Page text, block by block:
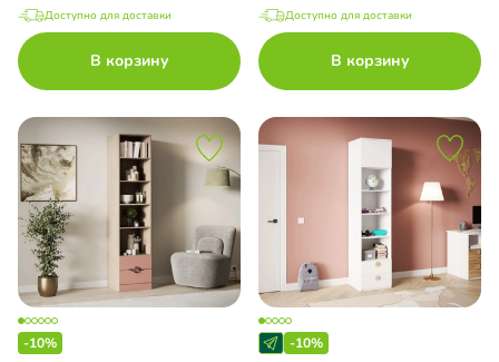
Доступно для доставки
В корзину
Доступно для доставки
В корзину
-10% -10%